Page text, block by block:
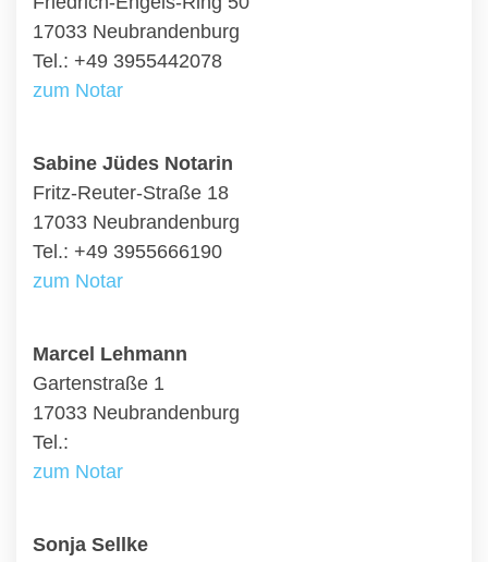
17033 Neubrandenburg
Tel.: +49 3955442078
zum Notar
Sabine Jüdes Notarin
Fritz-Reuter-Straße 18
17033 Neubrandenburg
Tel.: +49 3955666190
zum Notar
Marcel Lehmann
Gartenstraße 1
17033 Neubrandenburg
Tel.:
zum Notar
Sonja Sellke